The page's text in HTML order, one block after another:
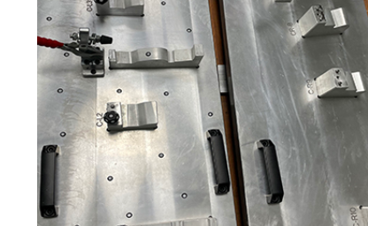
钻机滚刀的三维扫描